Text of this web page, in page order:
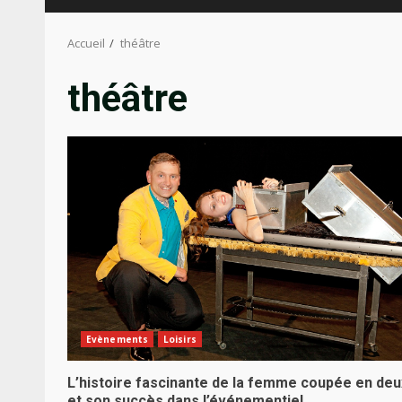
Accueil théâtre
théâtre
Evènements Loisirs
L’histoire fascinante de la femme coupée en